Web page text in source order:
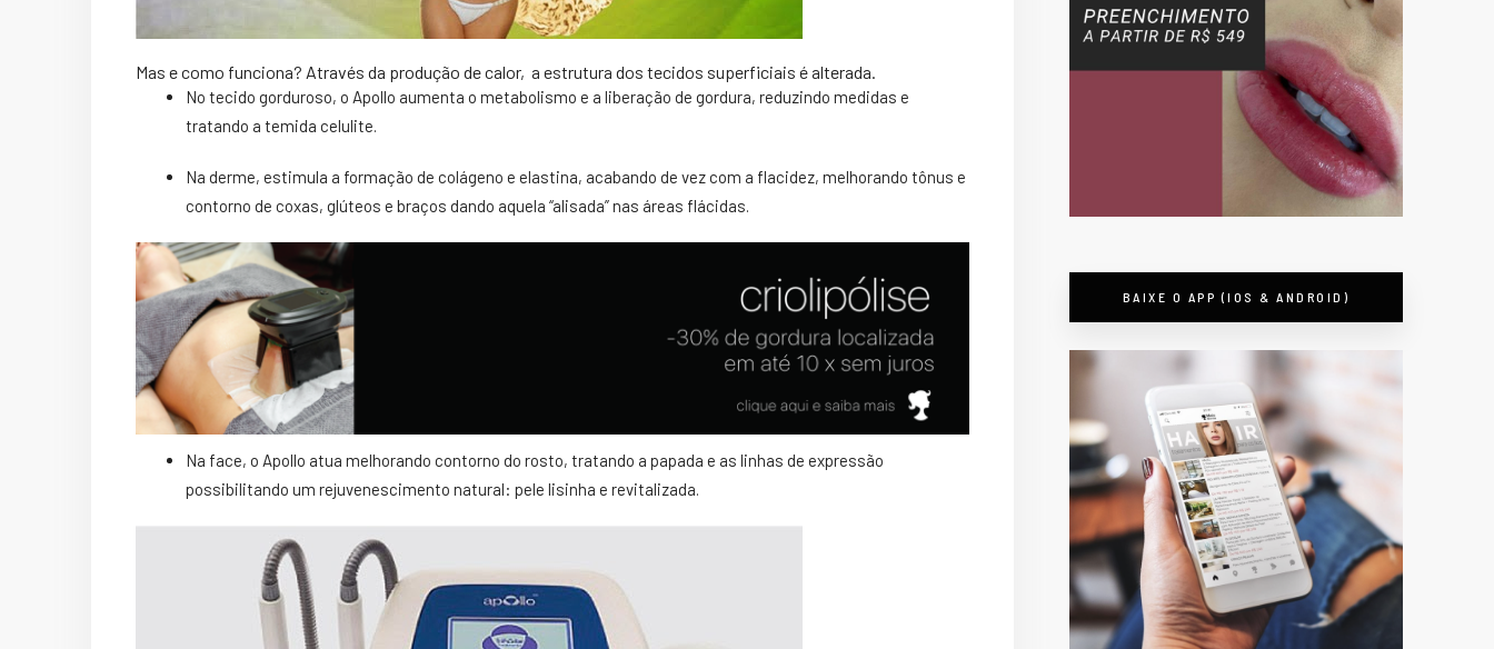
Mas e como funciona? Através da produção de calor, a estrutura dos tecidos superficiais é alterada.
No tecido gorduroso, o Apollo aumenta o metabolismo e a liberação de gordura, reduzindo medidas e
tratando a temida celulite.
Na derme, estimula a formação de colágeno e elastina, acabando de vez com a flacidez, melhorando tônus e
contorno de coxas, glúteos e braços dando aquela “alisada” nas áreas flácidas.
Na face, o Apollo atua melhorando contorno do rosto, tratando a papada e as linhas de expressão
possibilitando um rejuvenescimento natural: pele lisinha e revitalizada.
BAIXE O APP (IOS & ANDROID)